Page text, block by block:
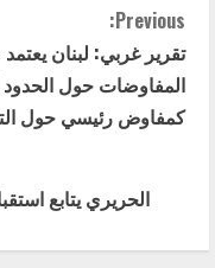
C
o
n
Previous:
تقرير غربي: لبنان
المفاوضات حول الحدود
كمفاوض رئيسي حول
الحريري يتابع